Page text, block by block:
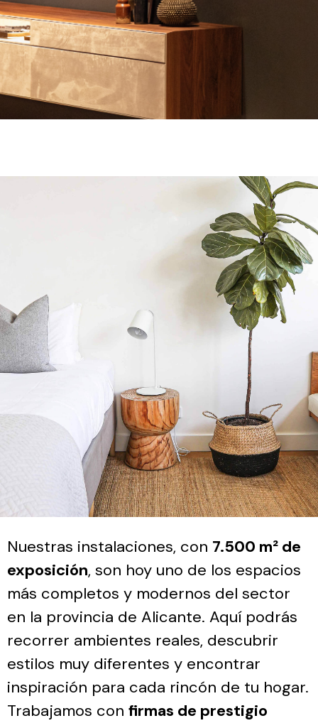
Nuestras instalaciones, con 7.500 m² de
exposición, son hoy uno de los espacios
más completos y modernos del sector
en la provincia de Alicante. Aquí podrás
recorrer ambientes reales, descubrir
estilos muy diferentes y encontrar
inspiración para cada rincón de tu hogar.
Trabajamos con firmas de prestigio